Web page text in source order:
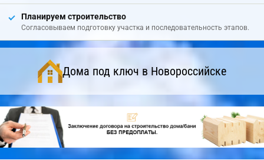
Планируем строительство
Согласовываем подготовку участка и последовательность этапов.
Дома под ключ в Новороссийске